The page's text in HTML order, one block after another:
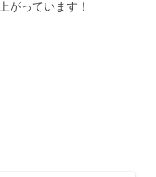
がっています！